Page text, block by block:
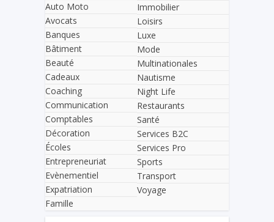
Auto Moto
Avocats
Banques
Bâtiment
Beauté
Cadeaux
Coaching
Communication
Comptables
Décoration
Écoles
Entrepreneuriat
Evènementiel
Expatriation
Famille
Immobilier
Loisirs
Luxe
Mode
Multinationales
Nautisme
Night Life
Restaurants
Santé
Services B2C
Services Pro
Sports
Transport
Voyage